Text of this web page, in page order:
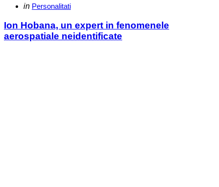
Categories
Posted
in Personalitati
Ion Hobana, un expert in fenomenele
aerospatiale neidentificate